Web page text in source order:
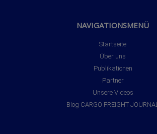
NAVIGATIONSMENÜ
Startseite
Über uns
Publikationen
Partner
Unsere Videos
Blog CARGO FREIGHT JOURNAL